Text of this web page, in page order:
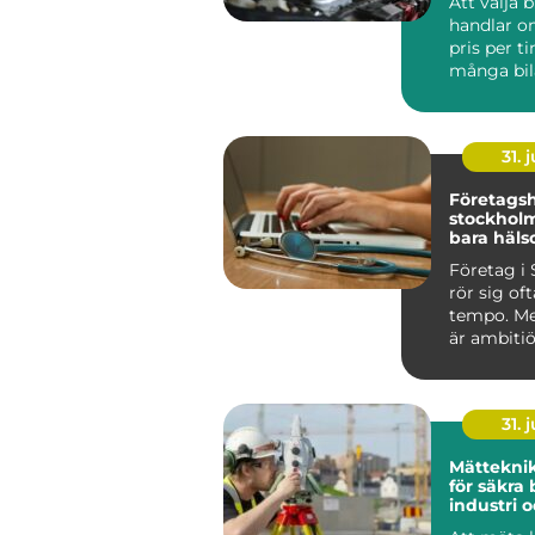
handlar
pris per
många
sna...
31.
stockholm mer
bara
Företag i
rör sig
tempo.
är
vana vi...
31.
Mätteknik
för säkra
industri